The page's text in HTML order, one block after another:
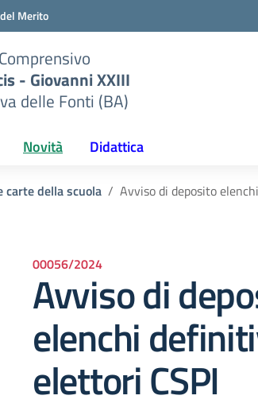
Merito
- Giovanni XXIII
delle Fonti (BA)
Novità Didattica
carte della scuola Avviso di deposito
00056/2024
Avviso di
elenchi
elettori CSPI